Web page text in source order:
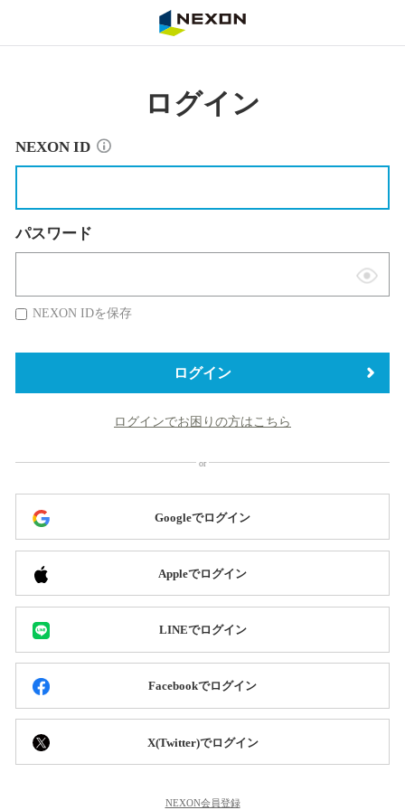
ログイン
NEXON ID
パスワード
表
替
NEXON IDを保存
ログイン
ログインでお困りの方はこちら
Googleでログイン
Appleでログイン
LINEでログイン
Facebookでログイン
X(Twitter)でログイン
NEXON会員登録